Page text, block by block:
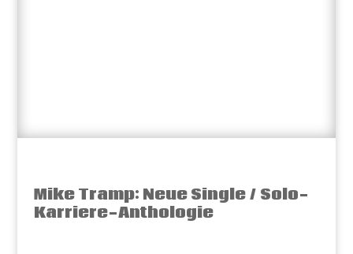
Mike Tramp: Neue Single / Solo-
Karriere-Anthologie